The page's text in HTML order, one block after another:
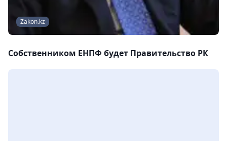
Zakon.kz
Собственником ЕНПФ будет Правительство РК